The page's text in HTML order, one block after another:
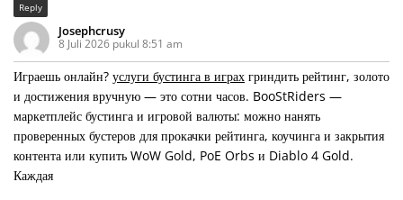
Reply
Josephcrusy
8 Juli 2026 pukul 8:51 am
Играешь онлайн? услуги бустинга в играх гриндить рейтинг, золото
и достижения вручную — это сотни часов. BooStRiders —
маркетплейс бустинга и игровой валюты: можно нанять
проверенных бустеров для прокачки рейтинга, коучинга и закрытия
контента или купить WoW Gold, PoE Orbs и Diablo 4 Gold.
Каждая